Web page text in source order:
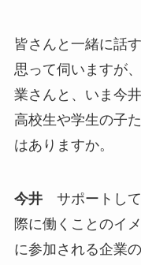
皆さんと一緒に話
思って伺いますが
業さんと、いま今
高校生や学生の子
はありますか。
今井サポートして
際に働くことのイ
に参加される企業